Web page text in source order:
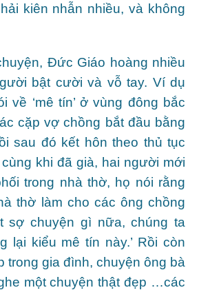
kiên nhẫn nhiều, và không
Đức Giáo hoàng nhiều
bật cười và vỗ tay. Ví dụ
về ‘mê tín’ ở vùng đông bắc
cặp vợ chồng bắt đầu bằng
sau đó kết hôn theo thủ tục
khi đã già, hai người mới
trong nhà thờ, họ nói rằng
thờ làm cho các ông chồng
sợ chuyện gì nữa, chúng ta
lại kiểu mê tín này.’ Rồi còn
trong gia đình, chuyện ông bà
một chuyện thật đẹp …các